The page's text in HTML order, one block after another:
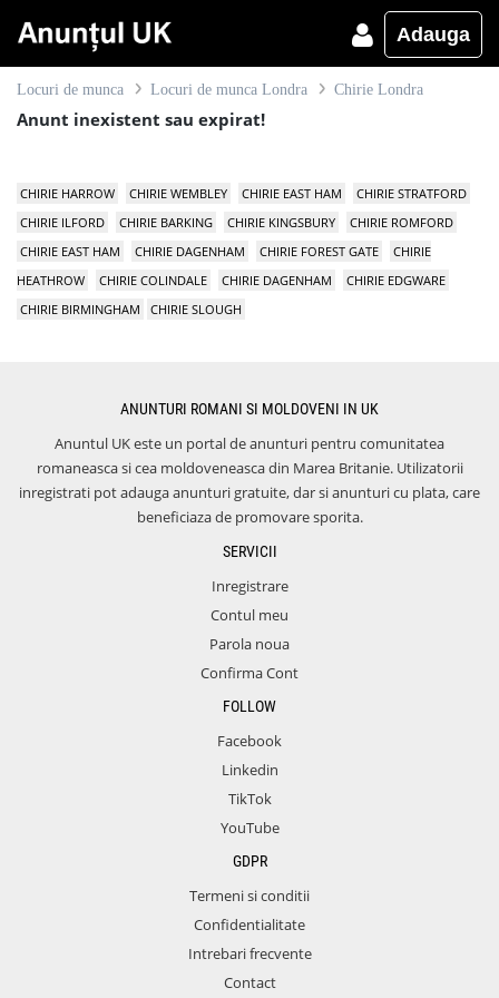
Adauga
Locuri de munca Locuri de munca Londra Chirie Londra
Anunt inexistent sau expirat!
CHIRIE HARROW CHIRIE WEMBLEY CHIRIE EAST HAM
CHIRIE STRATFORD
CHIRIE ILFORD
CHIRIE BARKING CHIRIE KINGSBURY
CHIRIE ROMFORD
CHIRIE EAST HAM
CHIRIE DAGENHAM CHIRIE FOREST GATE
CHIRIE
HEATHROW
CHIRIE COLINDALE CHIRIE DAGENHAM
CHIRIE EDGWARE
CHIRIE BIRMINGHAM
CHIRIE SLOUGH
ANUNTURI ROMANI SI MOLDOVENI IN UK
Anuntul UK este un portal de anunturi pentru comunitatea
romaneasca si cea moldoveneasca din Marea Britanie. Utilizatorii
inregistrati pot adauga anunturi gratuite, dar si anunturi cu plata, care
beneficiaza de promovare sporita.
SERVICII
Inregistrare
Contul meu
Parola noua
Confirma Cont
FOLLOW
Facebook
Linkedin
TikTok
YouTube
GDPR
Termeni si conditii
Confidentialitate
Intrebari frecvente
Contact